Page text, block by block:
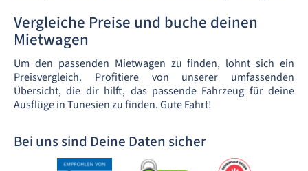
Vergleiche Preise und buche deinen
Mietwagen
Um den passenden Mietwagen zu finden, lohnt sich ein
Preisvergleich. Profitiere von unserer umfassenden
Übersicht, die dir hilft, das passende Fahrzeug für deine
Ausflüge in Tunesien zu finden. Gute Fahrt!
Bei uns sind Deine Daten sicher